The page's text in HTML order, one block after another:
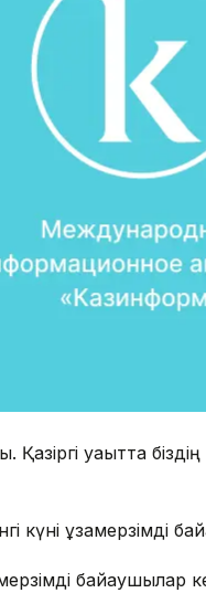
уақытта
күні ұзақмерзімді
байқаушылар